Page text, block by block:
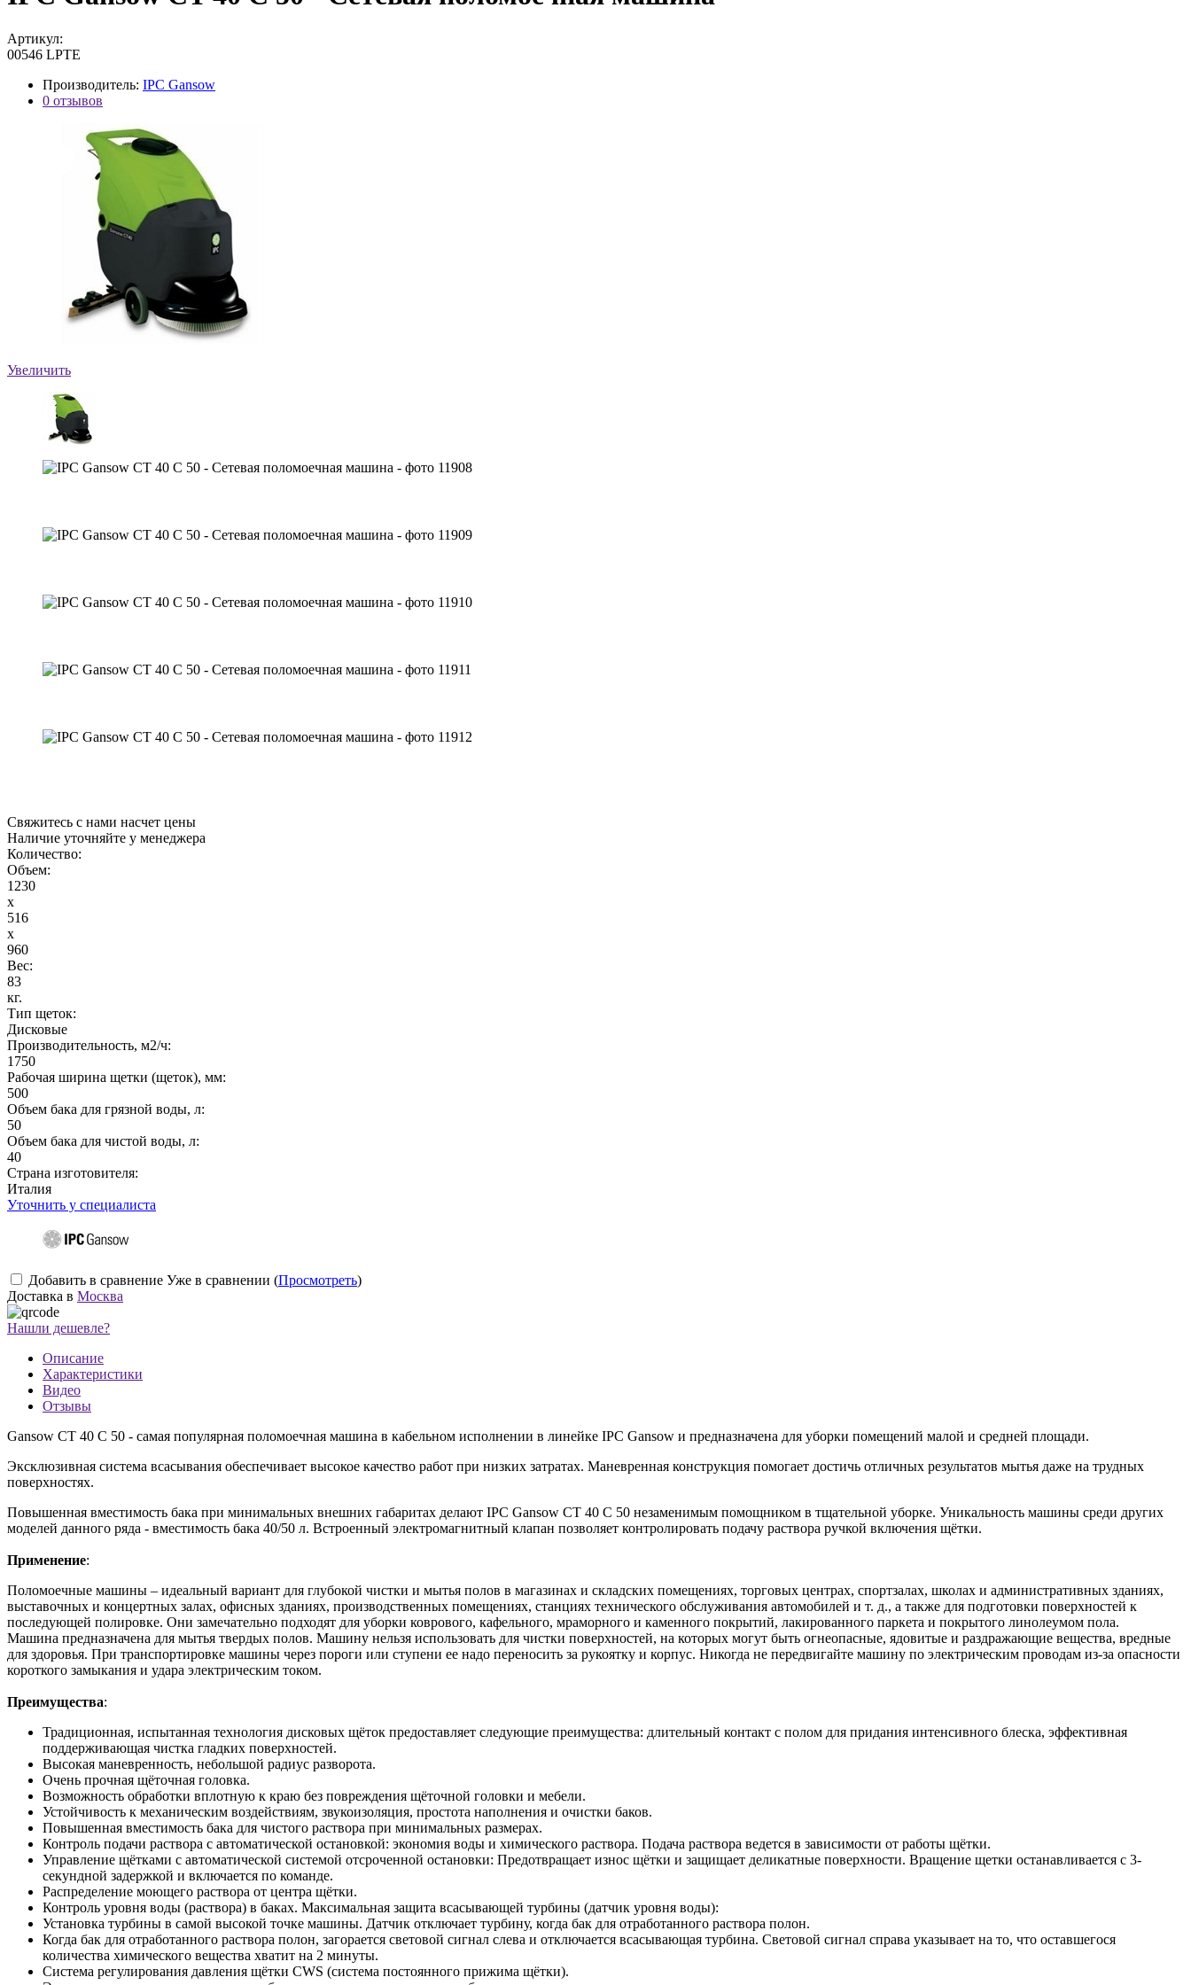
Артикул:
00546 LPTE
Производитель: IPC Gansow
0 отзывов
Увеличить
Свяжитесь с нами насчет цены
Наличие уточняйте у менеджера
Количество:
Объем:
1230
x
516
x
960
Вес:
83
кг.
Тип щеток:
Дисковые
Производительность, м2/ч:
1750
Рабочая ширина щетки (щеток), мм:
500
Объем бака для грязной воды, л:
50
Объем бака для чистой воды, л:
40
Страна изготовителя:
Италия
Уточнить у специалиста
Добавить в сравнение Уже в сравнении (Просмотреть)
Доставка в Москва
Нашли дешевле?
Описание
Характеристики
Видео
Отзывы
Gansow CT 40 С 50 - самая популярная поломоечная машина в кабельном исполнении в линейке IPC Gansow и предназначена для уборки помещений малой и средней площади.
Эксклюзивная система всасывания обеспечивает высокое качество работ при низких затратах. Маневренная конструкция помогает достичь отличных результатов мытья даже на трудных
поверхностях.
Повышенная вместимость бака при минимальных внешних габаритах делают IPC Gansow CT 40 С 50 незаменимым помощником в тщательной уборке. Уникальность машины среди других
моделей данного ряда - вместимость бака 40/50 л. Встроенный электромагнитный клапан позволяет контролировать подачу раствора ручкой включения щётки.
Применение:
Поломоечные машины – идеальный вариант для глубокой чистки и мытья полов в магазинах и складских помещениях, торговых центрах, спортзалах, школах и административных зданиях,
выставочных и концертных залах, офисных зданиях, производственных помещениях, станциях технического обслуживания автомобилей и т. д., а также для подготовки поверхностей к
последующей полировке. Они замечательно подходят для уборки коврового, кафельного, мраморного и каменного покрытий, лакированного паркета и покрытого линолеумом пола.
Машина предназначена для мытья твердых полов. Машину нельзя использовать для чистки поверхностей, на которых могут быть огнеопасные, ядовитые и раздражающие вещества, вредные
для здоровья. При транспортировке машины через пороги или ступени ее надо переносить за рукоятку и корпус. Никогда не передвигайте машину по электрическим проводам из-за опасности
короткого замыкания и удара электрическим током.
Преимущества:
Традиционная, испытанная технология дисковых щёток предоставляет следующие преимущества: длительный контакт с полом для придания интенсивного блеска, эффективная
поддерживающая чистка гладких поверхностей.
Высокая маневренность, небольшой радиус разворота.
Очень прочная щёточная головка.
Возможность обработки вплотную к краю без повреждения щёточной головки и мебели.
Устойчивость к механическим воздействиям, звукоизоляция, простота наполнения и очистки баков.
Повышенная вместимость бака для чистого раствора при минимальных размерах.
Контроль подачи раствора с автоматической остановкой: экономия воды и химического раствора. Подача раствора ведется в зависимости от работы щётки.
Управление щётками с автоматической системой отсроченной остановки: Предотвращает износ щётки и защищает деликатные поверхности. Вращение щетки останавливается с 3-
секундной задержкой и включается по команде.
Распределение моющего раствора от центра щётки.
Контроль уровня воды (раствора) в баках. Максимальная защита всасывающей турбины (датчик уровня воды):
Установка турбины в самой высокой точке машины. Датчик отключает турбину, когда бак для отработанного раствора полон.
Когда бак для отработанного раствора полон, загорается световой сигнал слева и отключается всасывающая турбина. Световой сигнал справа указывает на то, что оставшегося
количества химического вещества хватит на 2 минуты.
Система регулирования давления щётки CWS (система постоянного прижима щётки).